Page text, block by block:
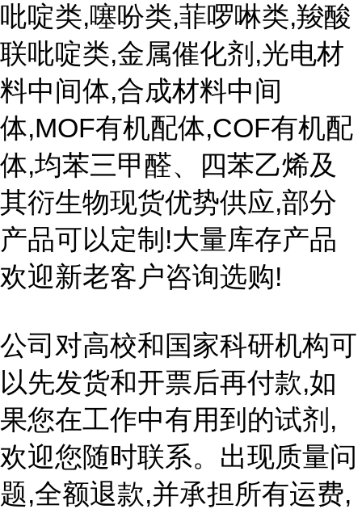
吡啶类,噻吩类,菲啰啉类,羧酸
联吡啶类,金属催化剂,光电材
料中间体,合成材料中间
体,MOF有机配体,COF有机配
体,均苯三甲醛、四苯乙烯及
其衍生物现货优势供应,部分
产品可以定制!大量库存产品
欢迎新老客户咨询选购!
公司对高校和国家科研机构可
以先发货和开票后再付款,如
果您在工作中有用到的试剂,
欢迎您随时联系。出现质量问
题,全额退款,并承担所有运费,